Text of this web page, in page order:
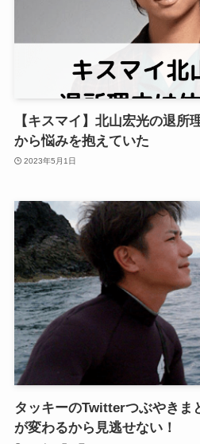
【キスマイ】北山宏光の退所
から悩みを抱えていた
2023年5月1日
タッキーのTwitterつぶやきま
が変わるから見逃せない！